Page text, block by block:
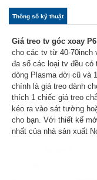
col_horizontal
Thông số kỹ thuật(tab
động)
Giá treo tv góc xoay P6
cho các tv từ 40-70inch
đa số các loại tv đều
dòng Plasma đời cũ và
chính là giá treo dành
thích 1 chiếc giá treo
kéo ra vào sát tường
cho bạn. Với thiết kế
nhất của nhà sản xuất